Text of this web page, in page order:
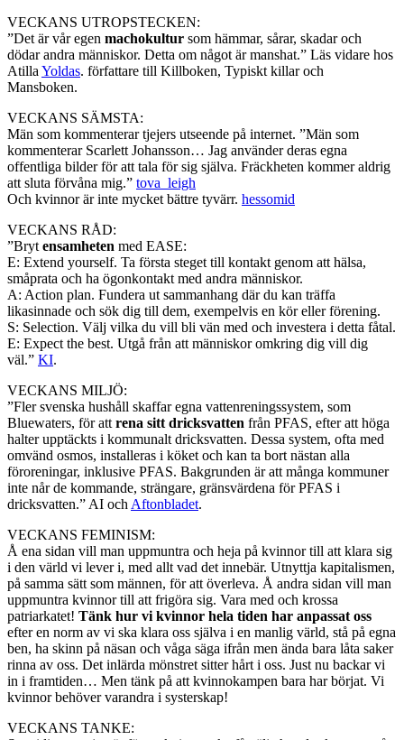
VECKANS UTROPSTECKEN:
”Det är vår egen machokultur som hämmar, sårar, skadar och
dödar andra människor. Detta om något är manshat.” Läs vidare hos
Atilla Yoldas. författare till Killboken, Typiskt killar och
Mansboken.
VECKANS SÄMSTA:
Män som kommenterar tjejers utseende på internet. ”Män som
kommenterar Scarlett Johansson… Jag använder deras egna
offentliga bilder för att tala för sig själva. Fräckheten kommer aldrig
att sluta förvåna mig.” tova_leigh
Och kvinnor är inte mycket bättre tyvärr. hessomid
VECKANS RÅD:
”Bryt ensamheten med EASE:
E: Extend yourself. Ta första steget till kontakt genom att hälsa,
småprata och ha ögonkontakt med andra människor.
A: Action plan. Fundera ut sammanhang där du kan träffa
likasinnade och sök dig till dem, exempelvis en kör eller förening.
S: Selection. Välj vilka du vill bli vän med och investera i detta fåtal.
E: Expect the best. Utgå från att människor omkring dig vill dig
väl.” KI.
VECKANS MILJÖ:
”Fler svenska hushåll skaffar egna vattenreningssystem, som
Bluewaters, för att rena sitt dricksvatten från PFAS, efter att höga
halter upptäckts i kommunalt dricksvatten. Dessa system, ofta med
omvänd osmos, installeras i köket och kan ta bort nästan alla
föroreningar, inklusive PFAS. Bakgrunden är att många kommuner
inte når de kommande, strängare, gränsvärdena för PFAS i
dricksvatten.” AI och Aftonbladet.
VECKANS FEMINISM:
Å ena sidan vill man uppmuntra och heja på kvinnor till att klara sig
i den värld vi lever i, med allt vad det innebär. Utnyttja kapitalismen,
på samma sätt som männen, för att överleva. Å andra sidan vill man
uppmuntra kvinnor till att frigöra sig. Vara med och krossa
patriarkatet! Tänk hur vi kvinnor hela tiden har anpassat oss
efter en norm av vi ska klara oss själva i en manlig värld, stå på egna
ben, ha skinn på näsan och våga säga ifrån men ända bara låta saker
rinna av oss. Det inlärda mönstret sitter hårt i oss. Just nu backar vi
in i framtiden… Men tänk på att kvinnokampen bara har börjat. Vi
kvinnor behöver varandra i systerskap!
VECKANS TANKE: